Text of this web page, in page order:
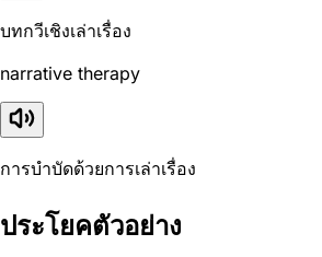
บทกวีเชิงเล่าเรื่อง
narrative therapy
การบำบัดด้วยการเล่าเรื่อง
ประโยคตัวอย่าง